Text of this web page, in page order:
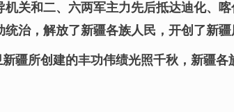
关和二、六两军主力先后抵达迪化、
治，解放了新疆各族人民，开创了新疆
疆所创建的丰功伟绩光照千秋，新疆各